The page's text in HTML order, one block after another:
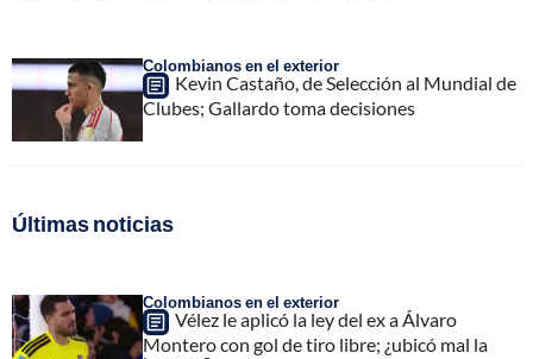
Colombianos en el exterior
Kevin Castaño, de Selección al Mundial de
Clubes; Gallardo toma decisiones
Últimas noticias
Colombianos en el exterior
Vélez le aplicó la ley del ex a Álvaro
Montero con gol de tiro libre; ¿ubicó mal la